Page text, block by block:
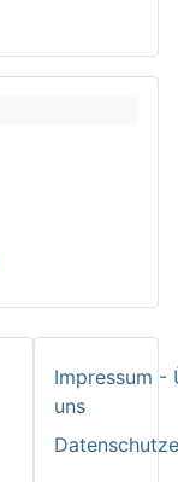
Impressum -
uns